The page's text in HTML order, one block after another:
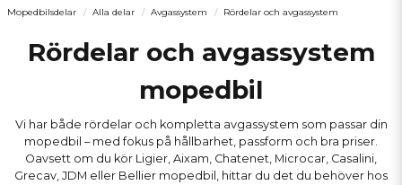
Mopedbilsdelar Alla delar Avgassystem Rördelar och avgassystem
Rördelar och avgassystem
mopedbil
Vi har både rördelar och kompletta avgassystem som passar din
mopedbil – med fokus på hållbarhet, passform och bra priser.
Oavsett om du kör Ligier, Aixam, Chatenet, Microcar, Casalini,
Grecav, JDM eller Bellier mopedbil, hittar du det du behöver hos